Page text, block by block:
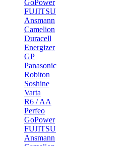
GoPower
FUJITSU
Ansmann
Camelion
Duracell
Energizer
GP
Panasonic
Robiton
Soshine
Varta
R6 / AA
Perfeo
GoPower
FUJITSU
Ansmann